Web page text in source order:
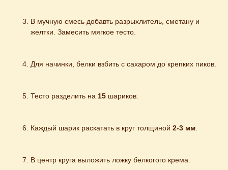
В мучную смесь добавть разрыхлитель, сметану и
желтки. Замесить мягкое тесто.
Для начинки, белки взбить с сахаром до крепких пиков.
Тесто разделить на 15 шариков.
Каждый шарик раскатать в круг толщиной 2-3 мм
В центр круга выложить ложку белкогого крема.